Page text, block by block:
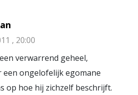
, 20:00
verwarrend geheel,
een ongelofelijk egomane
op hoe hij zichzelf beschrijft.